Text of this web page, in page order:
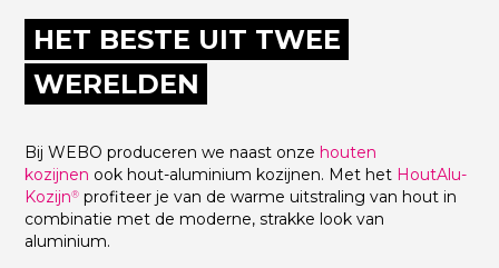
HET BESTE UIT TWEE
WERELDEN
Bij WEBO produceren we naast onze houten
kozijnen ook hout-aluminium kozijnen. Met het HoutAlu-
Kozijn® profiteer je van de warme uitstraling van hout in
combinatie met de moderne, strakke look van
aluminium.